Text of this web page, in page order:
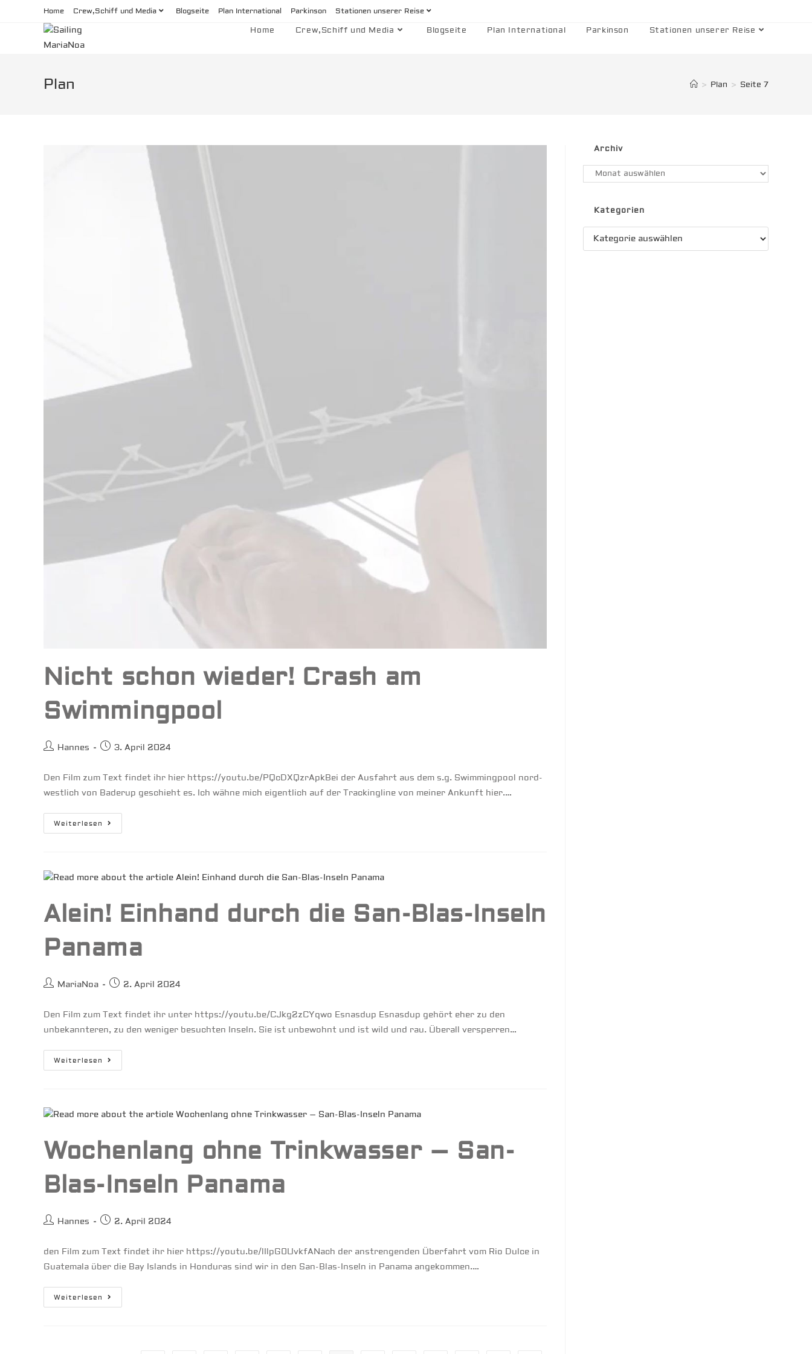
Home Crew,Schiff und Media Blogseite Plan International Parkinson Stationen unserer Reise
Home Crew,Schiff und Media Blogseite Plan International Parkinson Stationen unserer Reise
Plan > Plan > Seite 7
Nicht schon wieder! Crash am
Swimmingpool
Beitrags-
Hannes
Beitrag
3. April 2024
Den Film zum Text findet ihr hier https://youtu.be/PQcDXQzrApkBei der Ausfahrt aus dem s.g. Swimmingpool nord-
westlich von Baderup geschieht es. Ich wähne mich eigentlich auf der Trackingline von meiner Ankunft hier.…
Weiterlesen Nicht
Schon
Alein! Einhand durch die San-Blas-Inseln
Panama
Beitrags-
MariaNoa
Beitrag2. April 2024
Den Film zum Text findet ihr unter https://youtu.be/CJkg2zCYqwo Esnasdup Esnasdup gehört eher zu den
unbekannteren, zu den weniger besuchten Inseln. Sie ist unbewohnt und ist wild und rau. Überall versperren…
Weiterlesen Alein!
Einhand
Inseln
Panama
Wochenlang ohne Trinkwasser – San-
Blas-Inseln Panama
Beitrags-
Hannes
Beitrag2. April 2024
den Film zum Text findet ihr hier https://youtu.be/lIlpG0UvkfANach der anstrengenden Überfahrt vom Rio Dulce in
Guatemala über die Bay Islands in Honduras sind wir in den San-Blas-Inseln in Panama angekommen.…
Weiterlesen Wochenlang
Ohne
Archiv
Archiv
Kategorien
Kategorien